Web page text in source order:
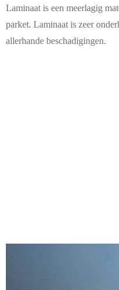
Laminaat is een meerlagig
parket. Laminaat is zeer
allerhande beschadigingen.